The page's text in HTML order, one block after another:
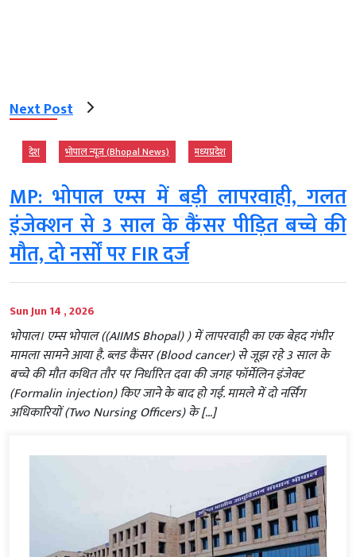
Next Post
देश भोपाल न्यूज़ (Bhopal News) मध्‍यप्रदेश
MP: भोपाल एम्स में बड़ी लापरवाही, गलत
इंजेक्शन से 3 साल के कैंसर पीड़ित बच्चे की
मौत, दो नर्सों पर FIR दर्ज
Sun Jun 14 , 2026
भोपाल। एम्स भोपाल ((AIIMS Bhopal) ) में लापरवाही का एक बेहद गंभीर
मामला सामने आया है. ब्लड कैंसर (Blood cancer) से जूझ रहे 3 साल के
बच्चे की मौत कथित तौर पर निर्धारित दवा की जगह फॉर्मेलिन इंजेक्ट
(Formalin injection) किए जाने के बाद हो गई. मामले में दो नर्सिंग
अधिकारियों (Two Nursing Officers) के […]